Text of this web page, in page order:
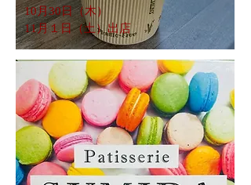
10月30日（木）
11月１日（土）出店